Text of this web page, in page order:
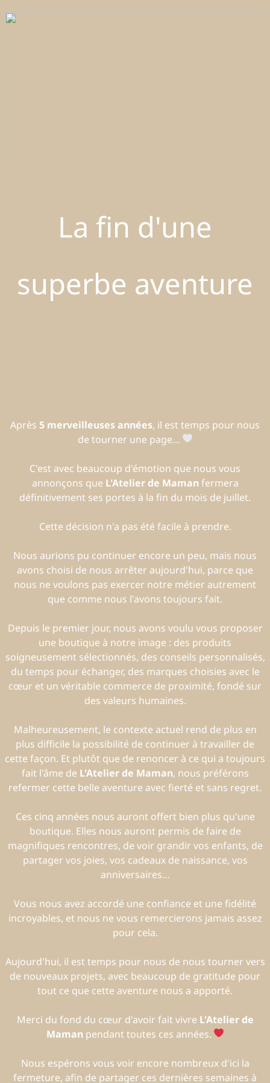
La fin d'une
superbe aventure
Après 5 merveilleuses années, il est temps pour nous
de tourner une page…
C'est avec beaucoup d'émotion que nous vous
annonçons que L'Atelier de Maman fermera
définitivement ses portes à la fin du mois de juillet.
Cette décision n'a pas été facile à prendre.
Nous aurions pu continuer encore un peu, mais nous
avons choisi de nous arrêter aujourd'hui, parce que
nous ne voulons pas exercer notre métier autrement
que comme nous l'avons toujours fait.
Depuis le premier jour, nous avons voulu vous proposer
une boutique à notre image : des produits
soigneusement sélectionnés, des conseils personnalisés,
du temps pour échanger, des marques choisies avec le
cœur et un véritable commerce de proximité, fondé sur
des valeurs humaines.
Malheureusement, le contexte actuel rend de plus en
plus difficile la possibilité de continuer à travailler de
cette façon. Et plutôt que de renoncer à ce qui a toujours
fait l'âme de L'Atelier de Maman, nous préférons
refermer cette belle aventure avec fierté et sans regret.
Ces cinq années nous auront offert bien plus qu'une
boutique. Elles nous auront permis de faire de
magnifiques rencontres, de voir grandir vos enfants, de
partager vos joies, vos cadeaux de naissance, vos
anniversaires…
Vous nous avez accordé une confiance et une fidélité
incroyables, et nous ne vous remercierons jamais assez
pour cela.
Aujourd'hui, il est temps pour nous de nous tourner vers
de nouveaux projets, avec beaucoup de gratitude pour
tout ce que cette aventure nous a apporté.
Merci du fond du cœur d'avoir fait vivre L'Atelier de
Maman pendant toutes ces années.
Nous espérons vous voir encore nombreux d'ici la
fermeture, afin de partager ces dernières semaines à